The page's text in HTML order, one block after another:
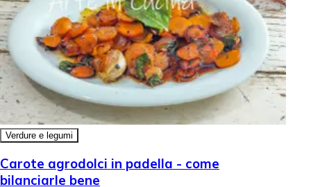
Verdure e legumi
Carote agrodolci in padella - come
bilanciarle bene